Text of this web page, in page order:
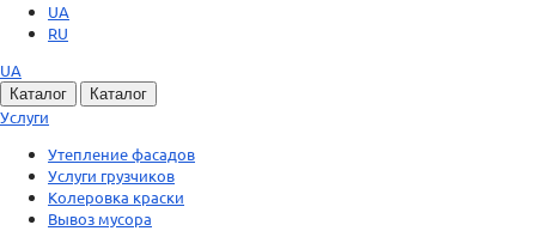
UA
RU
UA
Каталог Каталог
Услуги
Утепление фасадов
Услуги грузчиков
Колеровка краски
Вывоз мусора